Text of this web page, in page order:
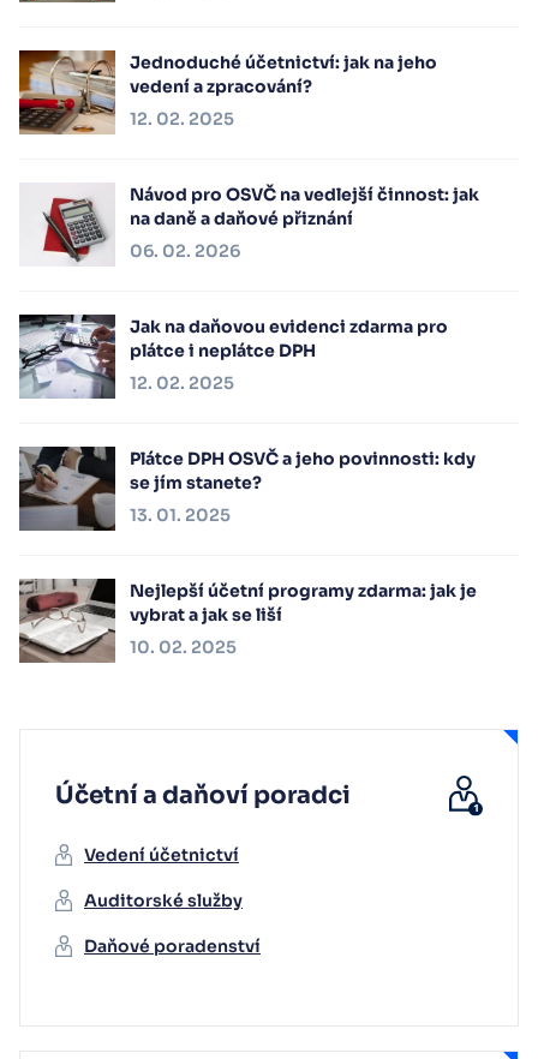
Jednoduché účetnictví: jak na jeho
vedení a zpracování?
12. 02. 2025
Návod pro OSVČ na vedlejší činnost: jak
na daně a daňové přiznání
06. 02. 2026
Jak na daňovou evidenci zdarma pro
plátce i neplátce DPH
12. 02. 2025
Plátce DPH OSVČ a jeho povinnosti: kdy
se jím stanete?
13. 01. 2025
Nejlepší účetní programy zdarma: jak je
vybrat a jak se liší
10. 02. 2025
Účetní a daňoví poradci
Vedení účetnictví
Auditorské služby
Daňové poradenství